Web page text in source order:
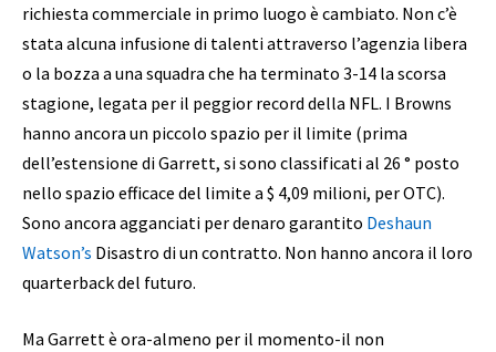
richiesta commerciale in primo luogo è cambiato. Non c’è
stata alcuna infusione di talenti attraverso l’agenzia libera
o la bozza a una squadra che ha terminato 3-14 la scorsa
stagione, legata per il peggior record della NFL. I Browns
hanno ancora un piccolo spazio per il limite (prima
dell’estensione di Garrett, si sono classificati al 26 ° posto
nello spazio efficace del limite a $ 4,09 milioni, per OTC).
Sono ancora agganciati per denaro garantito Deshaun
Watson’s Disastro di un contratto. Non hanno ancora il loro
quarterback del futuro.
Ma Garrett è ora-almeno per il momento-il non